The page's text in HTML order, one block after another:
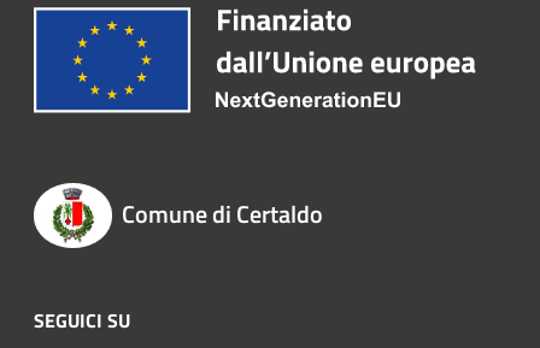
Comune di Certaldo
SEGUICI SU